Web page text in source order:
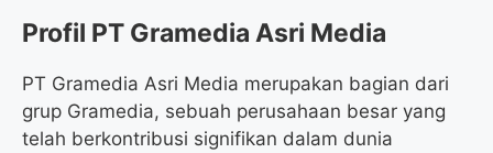
Profil PT Gramedia Asri Media
PT Gramedia Asri Media merupakan bagian dari
grup Gramedia, sebuah perusahaan besar yang
telah berkontribusi signifikan dalam dunia